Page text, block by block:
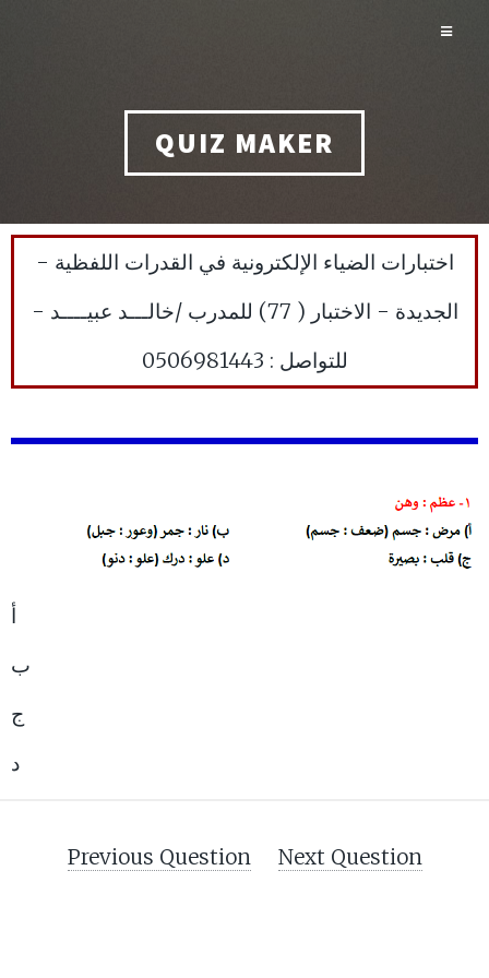
QUIZ MAKER
اختبارات الضياء الإلكترونية في القدرات اللفظية -
الجديدة - الاختبار ( 77) للمدرب /خالـــد عبيــــد -
للتواصل : 0506981443
أ
ب
ج
د
Previous Question Next Question